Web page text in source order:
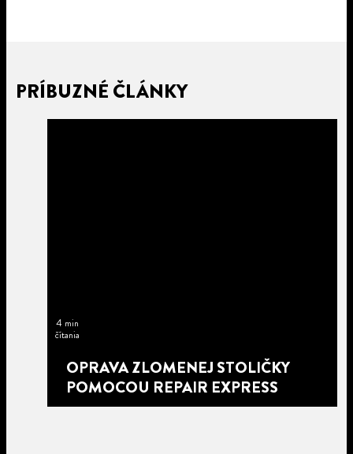
PRÍBUZNÉ ČLÁNKY
4 min
čítania
OPRAVA ZLOMENEJ STOLIČKY
POMOCOU REPAIR EXPRESS